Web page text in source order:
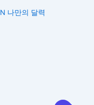
N 나만의 달력